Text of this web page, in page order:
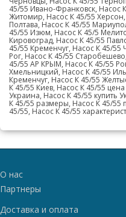
45/55 Ивано-Франковск, Насос
Житомир, Насос К 45/55
Полтава, Насос К 45/55
45/55 Изюм, Насос К 45/5
Кировоград, Насос К 45/55
45/55 Кременчуг, Насос К 45/55
Рог, Насос К 45/55
45/55 АР КРЫМ, Насос К 45/55
Хмельницкий, Насос К 45/55
Кременчуг, Насос К 45/55
К 45/55 Киев, Насос К 45/55
Украина, Насос К 45/55 купить
К 45/55 размеры, Насос К 45/55
45/55, Насос К 45/55
О нас
Партнеры
Доставка и оплата